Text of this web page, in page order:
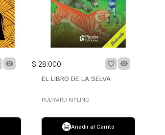
$ 28.000
EL LIBRO DE LA SELVA
RUDYARD KIPLING
Añadir al Carrito